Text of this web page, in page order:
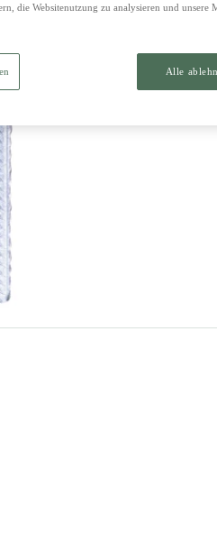
die Websitenutzung zu analysieren und unsere
Alle